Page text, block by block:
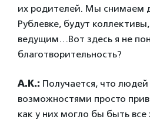
их родителей. Мы снимаем
Рублевке, будут
ведущим…Вот здесь я не
благотворительность?
А.К.: Получается, что
возможностями просто
как у них могло бы быть